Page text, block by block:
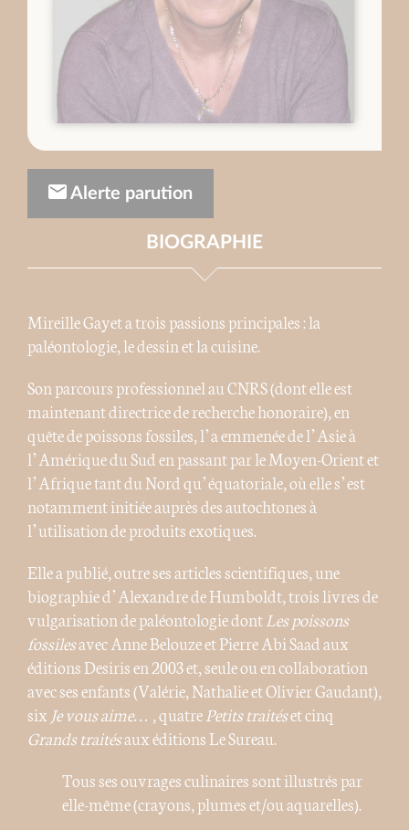
Alerte parution
BIOGRAPHIE
Mireille Gayet a trois passions principales : la
paléontologie, le dessin et la cuisine.
Son parcours professionnel au CNRS (dont elle est
maintenant directrice de recherche honoraire), en
quête de poissons fossiles, l’a emmenée de l’Asie à
l’Amérique du Sud en passant par le Moyen-Orient et
l’Afrique tant du Nord qu’équatoriale, où elle s’est
notamment initiée auprès des autochtones à
l’utilisation de produits exotiques.
Elle a publié, outre ses articles scientifiques, une
biographie d’Alexandre de Humboldt, trois livres de
vulgarisation de paléontologie dontLes poissons
fossilesavec Anne Belouze et Pierre Abi Saad aux
éditions Desiris en 2003 et, seule ou en collaboration
avec ses enfants (Valérie, Nathalie et Olivier Gaudant),
six Je vous aime… , quatrePetits traitéset cinq
Grands traitésaux éditions Le Sureau.
Tous ses ouvrages culinaires sont illustrés par
elle-même (crayons, plumes et/ou aquarelles).